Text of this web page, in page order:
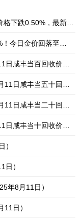
下跌0.50%，最新报
今日金价回落至
日咸丰当百回收价格
日咸丰当五十回收
日咸丰当二十回收
日咸丰当十回收价格
）
日）
年8月11日）
日）